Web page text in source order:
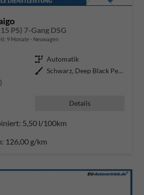
PS) 7-Gang DSG
9 Monate Neuwagen
Getriebe Automatik
Außenfarbe
Schwarz, Deep Black Perleffekt (
Details
5,50 l/100km
126,00 g/km